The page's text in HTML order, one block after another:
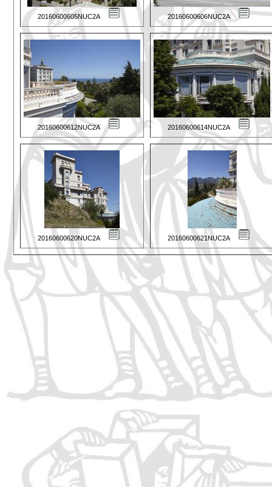
20160600605NUC2A 20160600606NUC2A
20160600612NUC2A 20160600614NUC2A
20160600620NUC2A 20160600621NUC2A